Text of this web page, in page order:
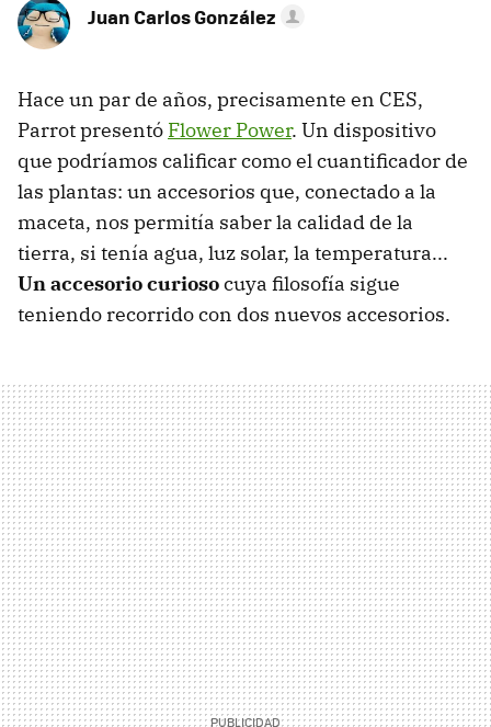
Juan Carlos González
Hace un par de años, precisamente en CES,
Parrot presentó Flower Power. Un dispositivo
que podríamos calificar como el cuantificador de
las plantas: un accesorios que, conectado a la
maceta, nos permitía saber la calidad de la
tierra, si tenía agua, luz solar, la temperatura...
Un accesorio curiosocuya filosofía sigue
teniendo recorrido con dos nuevos accesorios.